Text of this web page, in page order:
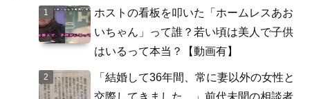
ホストの看板を叩いた「ホームレスあお
いちゃん」って誰？若い頃は美人で子供
はいるって本当？【動画有】
「結婚して36年間、常に妻以外の女性と
交際してきました。」前代未聞の相談者